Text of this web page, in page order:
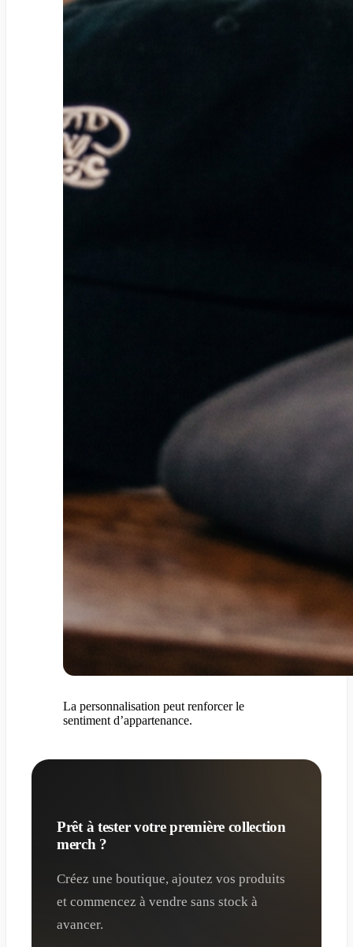
La personnalisation peut renforcer le
sentiment d’appartenance.
Prêt à tester votre première collection
merch ?
Créez une boutique, ajoutez vos produits
et commencez à vendre sans stock à
avancer.